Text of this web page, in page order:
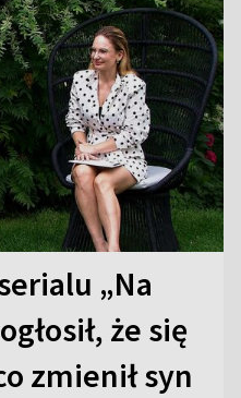
„Na
że się
zmienił syn